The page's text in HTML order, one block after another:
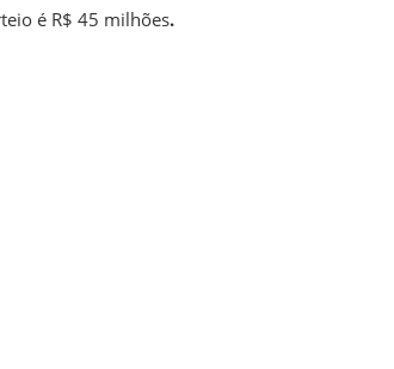
é R$ 45 milhões.